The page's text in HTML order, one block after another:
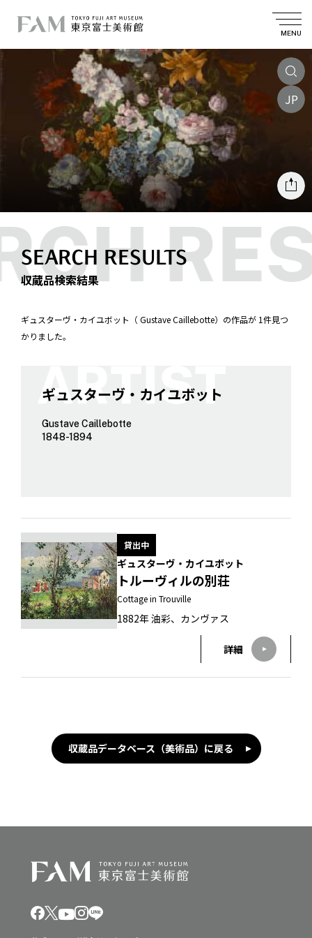
MENU
JP
SEARCH RESULTS
収蔵品検索結果
ギュスターヴ・カイユボット（ Gustave Caillebotte）の作品が 1件見つ
かりました。
ギュスターヴ・カイユボット
Gustave Caillebotte
1848-1894
貸出中
ギュスターヴ・カイユボット
トルーヴィルの別荘
Cottage in Trouville
1882年 油彩、カンヴァス
詳細
収蔵品データベース（美術品）に戻る